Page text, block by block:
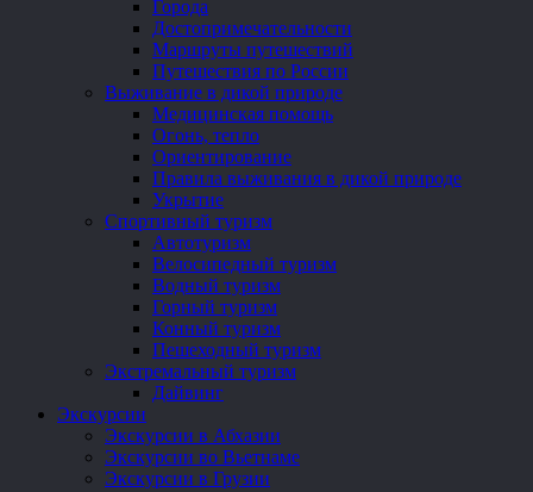
Города
Достопримечательности
Маршруты путешествий
Путешествия по России
Выживание в дикой природе
Медицинская помощь
Огонь, тепло
Ориентирование
Правила выживания в дикой природе
Укрытие
Спортивный туризм
Автотуризм
Велосипедный туризм
Водный туризм
Горный туризм
Конный туризм
Пешеходный туризм
Экстремальный туризм
Дайвинг
Экскурсии
Экскурсии в Абхазии
Экскурсии во Вьетнаме
Экскурсии в Грузии